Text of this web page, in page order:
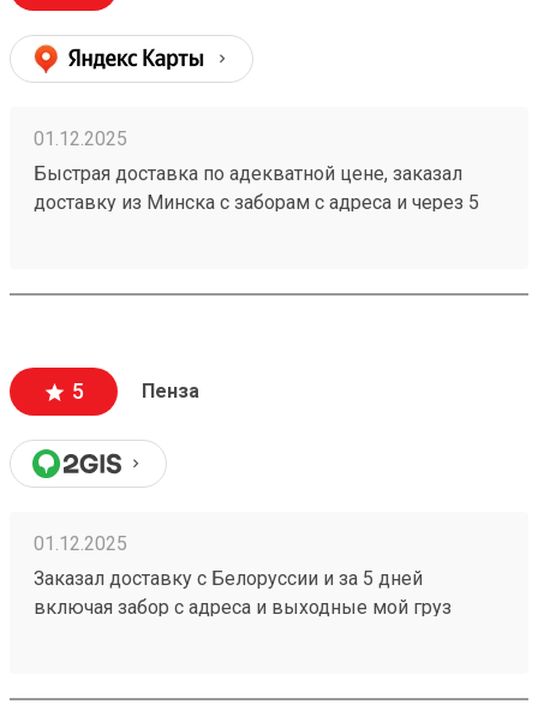
01.12.2025
Быстрая доставка по адекватной цене, заказал
доставку из Минска с заборам с адреса и через 5
5 Пенза
01.12.2025
Заказал доставку с Белоруссии и за 5 дней
включая забор с адреса и выходные мой груз